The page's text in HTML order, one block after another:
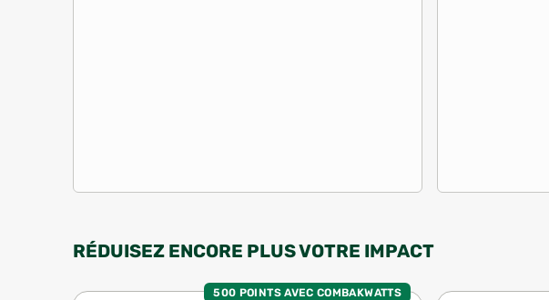
RÉDUISEZ ENCORE PLUS VOTRE IMPACT
500 POINTS AVEC COMBAKWATTS